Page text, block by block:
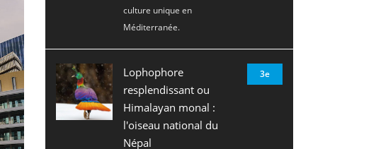
culture unique en
Méditerranée.
Lophophore
resplendissant ou
Himalayan monal :
l'oiseau national du
Népal
3e